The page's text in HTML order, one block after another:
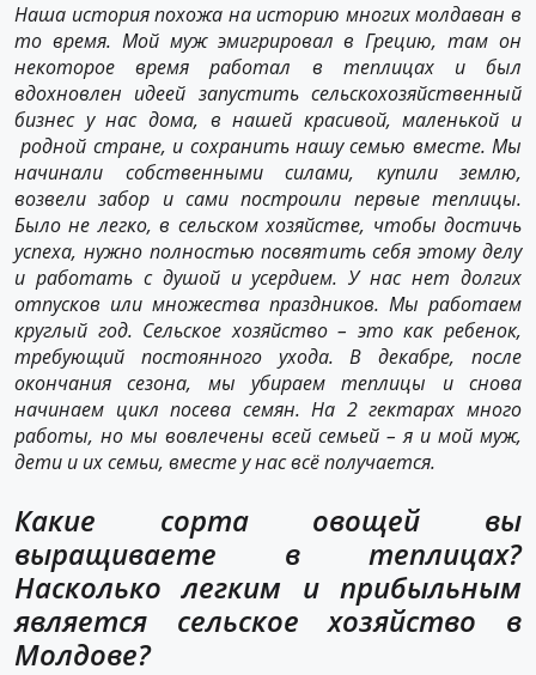
Наша история похожа на историю многих молдаван в
то время. Мой муж эмигрировал в Грецию, там он
некоторое время работал в теплицах и был
вдохновлен идеей запустить сельскохозяйственный
бизнес у нас дома, в нашей красивой, маленькой и
родной стране, и сохранить нашу семью вместе. Мы
начинали собственными силами, купили землю,
возвели забор и сами построили первые теплицы.
Было не легко, в сельском хозяйстве, чтобы достичь
успеха, нужно полностью посвятить себя этому делу
и работать с душой и усердием. У нас нет долгих
отпусков или множества праздников. Мы работаем
круглый год. Сельское хозяйство – это как ребенок,
требующий постоянного ухода. В декабре, после
окончания сезона, мы убираем теплицы и снова
начинаем цикл посева семян. На 2 гектарах много
работы, но мы вовлечены всей семьей – я и мой муж,
дети и их семьи, вместе у нас всё получается.
Какие сорта овощей вы
выращиваете в теплицах?
Насколько легким и прибыльным
является сельское хозяйство в
Молдове?